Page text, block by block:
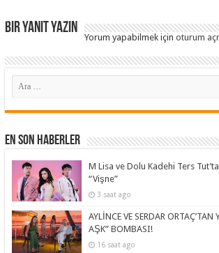
Bir yanıt yazın
Yorum yapabilmek içinoturum
En Son Haberler
M Lisa ve Dolu Kadehi Ters
“Vişne”
3 saat ago
AYLİNCE VE SERDAR
AŞK” BOMBASI!
16 saat ago